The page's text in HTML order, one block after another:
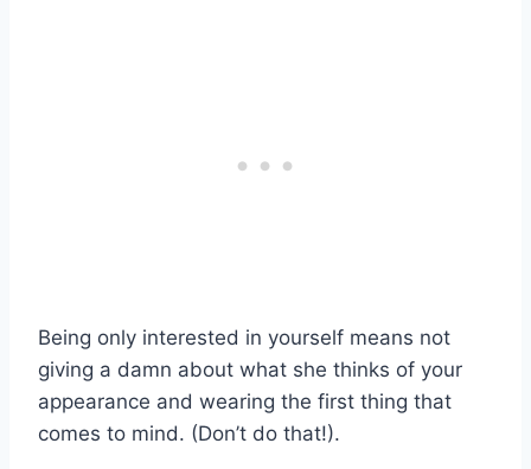
Being only interested in yourself means not
giving a damn about what she thinks of your
appearance and wearing the first thing that
comes to mind. (Don’t do that!).